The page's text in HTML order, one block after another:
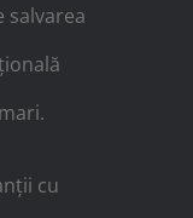
cu